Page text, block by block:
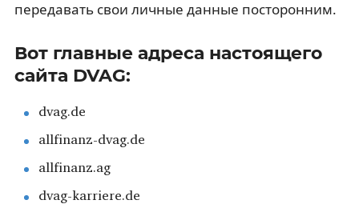
передавать свои личные данные посторонним.
Вот главные адреса настоящего
сайта DVAG:
dvag.de
allfinanz-dvag.de
allfinanz.ag
dvag-karriere.de